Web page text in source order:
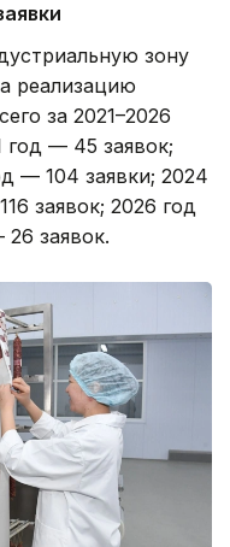
зону
реализацию
за 2021–2026
год — 45 заявок;
— 104 заявки; 2024
заявок; 2026 год
заявок.